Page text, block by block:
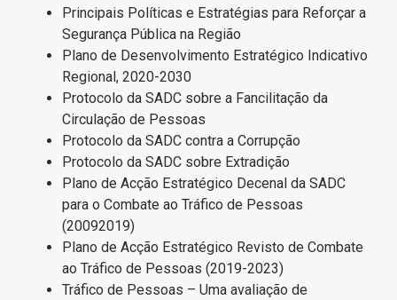
Principais Políticas e Estratégias para Reforçar a
Segurança Pública na Região
Plano de Desenvolvimento Estratégico Indicativo
Regional, 2020-2030
Protocolo da SADC sobre a Fancilitação da
Circulação de Pessoas
Protocolo da SADC contra a Corrupção
Protocolo da SADC sobre Extradição
Plano de Acção Estratégico Decenal da SADC
para o Combate ao Tráfico de Pessoas
(20092019)
Plano de Acção Estratégico Revisto de Combate
ao Tráfico de Pessoas (2019-2023)
Tráfico de Pessoas – Uma avaliação de